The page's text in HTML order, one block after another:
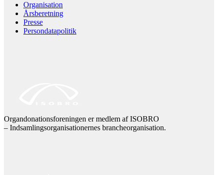
Organisation
Årsberetning
Presse
Persondatapolitik
Organdonationsforeningen er medlem af ISOBRO
– Indsamlingsorganisationernes brancheorganisation.